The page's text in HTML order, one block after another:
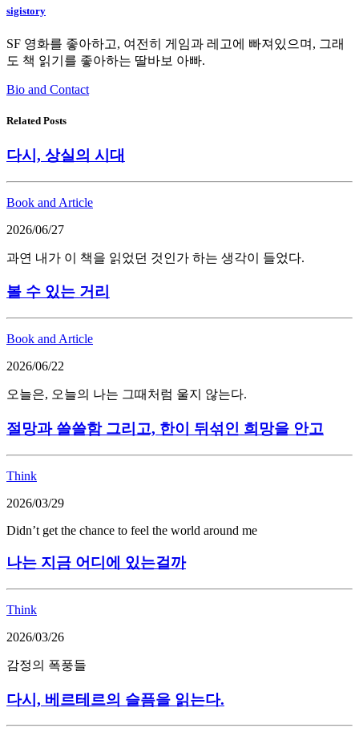
sigistory
SF 영화를 좋아하고, 여전히 게임과 레고에 빠져있으며, 그래
도 책 읽기를 좋아하는 딸바보 아빠.
Bio and Contact
Related Posts
다시, 상실의 시대
Book and Article
2026/06/27
과연 내가 이 책을 읽었던 것인가 하는 생각이 들었다.
볼 수 있는 거리
Book and Article
2026/06/22
오늘은, 오늘의 나는 그때처럼 울지 않는다.
절망과 쓸쓸함 그리고, 한이 뒤섞인 희망을 안고
Think
2026/03/29
Didn’t get the chance to feel the world around me
나는 지금 어디에 있는걸까
Think
2026/03/26
감정의 폭풍들
다시, 베르테르의 슬픔을 읽는다.